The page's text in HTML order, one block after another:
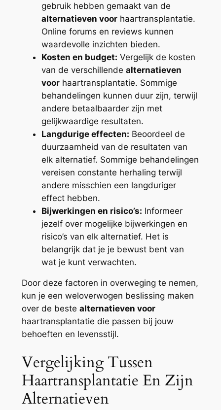
gebruik hebben gemaakt van de
alternatieven voorhaartransplantatie.
Online forums en reviews kunnen
waardevolle inzichten bieden.
Kosten en budget: Vergelijk de kosten
van de verschillende alternatieven
voorhaartransplantatie. Sommige
behandelingen kunnen duur zijn, terwijl
andere betaalbaarder zijn met
gelijkwaardige resultaten.
Langdurige effecten: Beoordeel de
duurzaamheid van de resultaten van
elk alternatief. Sommige behandelingen
vereisen constante herhaling terwijl
andere misschien een langduriger
effect hebben.
Bijwerkingen en risico’s: Informeer
jezelf over mogelijke bijwerkingen en
risico’s van elk alternatief. Het is
belangrijk dat je je bewust bent van
wat je kunt verwachten.
Door deze factoren in overweging te nemen,
kun je een weloverwogen beslissing maken
over de beste alternatieven voor
haartransplantatie die passen bij jouw
behoeften en levensstijl.
Vergelijking Tussen
Haartransplantatie En Zijn
Alternatieven